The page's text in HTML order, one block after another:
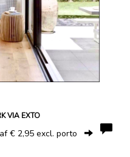
VIA EXTO
€ 2,95 excl. porto